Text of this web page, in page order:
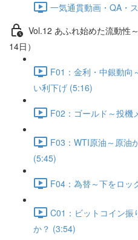
一気通貫動画・QA・
Vol.12 あふれ始めた流動性
14日）
F01：金利・中銀動向
い利下げ (5:16)
F02：ゴールド～投機
F03：WTI原油～原油
(5:45)
F04：為替～下をロッ
C01：ビットコイン振
か？ (3:54)